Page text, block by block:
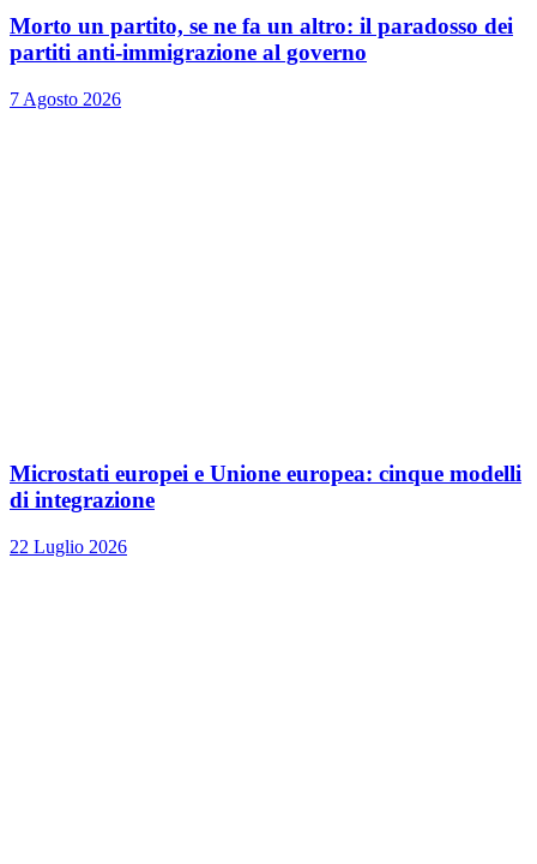
Morto un partito, se ne fa un altro: il paradosso dei
partiti anti-immigrazione al governo
7 Agosto 2026
Microstati europei e Unione europea: cinque modelli
di integrazione
22 Luglio 2026